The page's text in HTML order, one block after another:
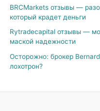
BRCMarkets отзывы —
который крадет деньги
Rytradecapital отзывы —
маской надежности
Осторожно: брокер
лохотрон?